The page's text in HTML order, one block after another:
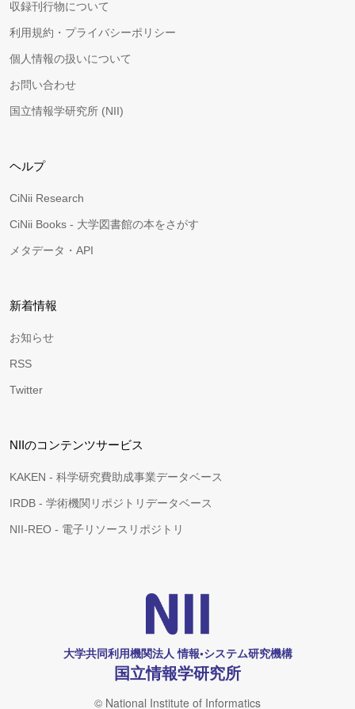
収録刊行物について
利用規約・プライバシーポリシー
個人情報の扱いについて
お問い合わせ
国立情報学研究所 (NII)
ヘルプ
CiNii Research
CiNii Books - 大学図書館の本をさがす
メタデータ・API
新着情報
お知らせ
RSS
Twitter
NIIのコンテンツサービス
KAKEN - 科学研究費助成事業データベース
IRDB - 学術機関リポジトリデータベース
NII-REO - 電子リソースリポジトリ
大学共同利用機関法人 情報•システム研究機構
国立情報学研究所
© National Institute of Informatics